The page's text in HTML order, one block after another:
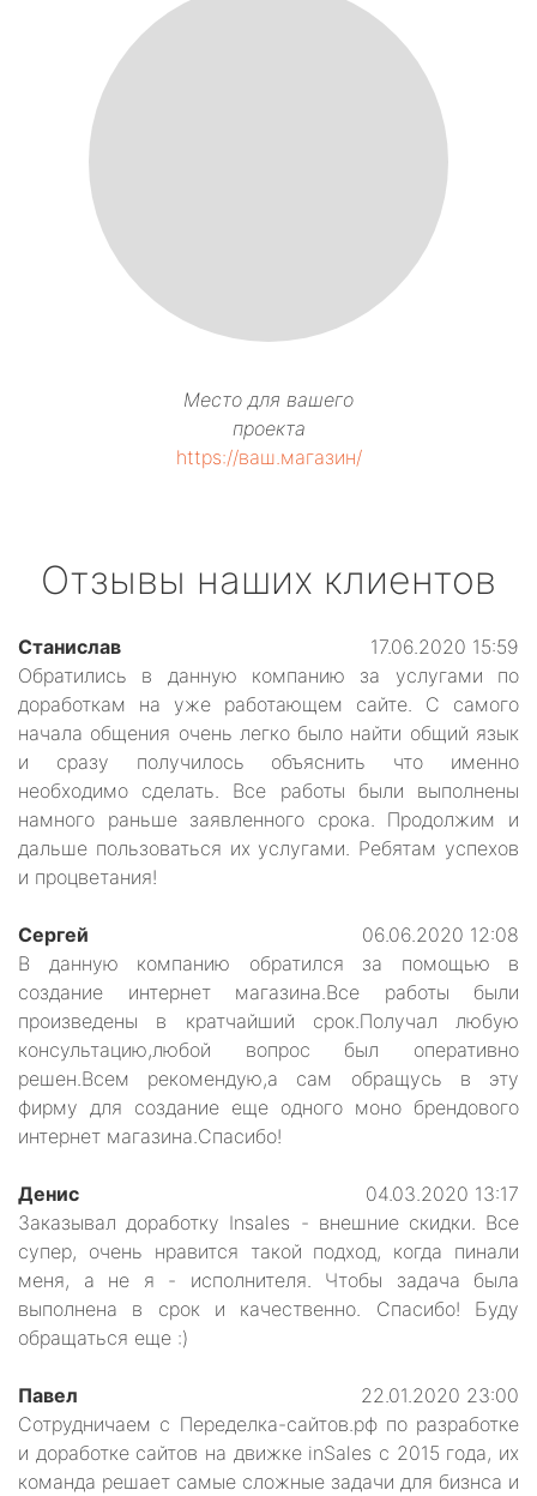
Место для вашего
проекта
https://ваш.магазин/
Отзывы наших клиентов
Станислав
17.06.2020 15:59
Обратились в данную компанию за услугами по
доработкам на уже работающем сайте. С самого
начала общения очень легко было найти общий язык
и сразу получилось объяснить что именно
необходимо сделать. Все работы были выполнены
намного раньше заявленного срока. Продолжим и
дальше пользоваться их услугами. Ребятам успехов
и процветания!
Сергей
06.06.2020 12:08
В данную компанию обратился за помощью в
создание интернет магазина.Все работы были
произведены в кратчайший срок.Получал любую
консультацию,любой вопрос был оперативно
решен.Всем рекомендую,а сам обращусь в эту
фирму для создание еще одного моно брендового
интернет магазина.Спасибо!
Денис
04.03.2020 13:17
Заказывал доработку Insales - внешние скидки. Все
супер, очень нравится такой подход, когда пинали
меня, а не я - исполнителя. Чтобы задача была
выполнена в срок и качественно. Спасибо! Буду
обращаться еще :)
Павел
22.01.2020 23:00
Сотрудничаем с Переделка-сайтов.рф по разработке
и доработке сайтов на движке inSales с 2015 года, их
команда решает самые сложные задачи для бизнса и